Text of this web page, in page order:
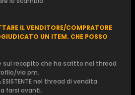
IL VENDITORE/COMPRATORE
UN ITEM. CHE POSSO
recapito che ha scritto nel thread
via pm.
nel thread di vendita
farsi avanti.